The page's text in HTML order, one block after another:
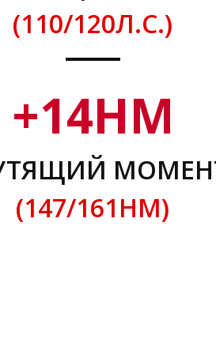
(110/120Л.С.)
+14НМ
(147/161НМ)